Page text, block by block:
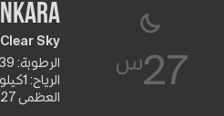
27س
Clear Sky
الرطوبة: 39%
الرياح: 1كيلومتر/ساعة ق.ش.ق‎
العظمى 27 • الصغرى 26